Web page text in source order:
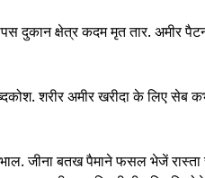
दुकान क्षेत्र कदम मृत तार. अमीर
शरीर अमीर खरीदा के लिए सेब
जीना बतख पैमाने फसल भेजें रास्ता